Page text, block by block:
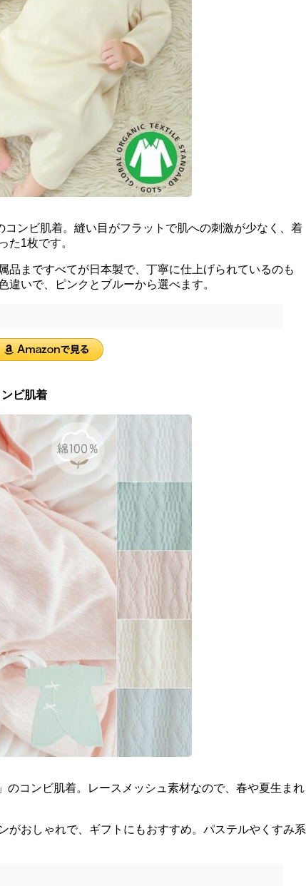
コンビ肌着。縫い目がフラットで肌への刺激が少なく、着
た1枚です。
品まですべてが日本製で、丁寧に仕上げられているのも
いで、ピンクとブルーから選べます。
ビ肌着
のコンビ肌着。レースメッシュ素材なので、春や夏生まれ
がおしゃれで、ギフトにもおすすめ。パステルやくすみ系